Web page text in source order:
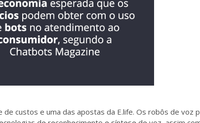
custos e uma das apostas da E.life. Os robôs de voz